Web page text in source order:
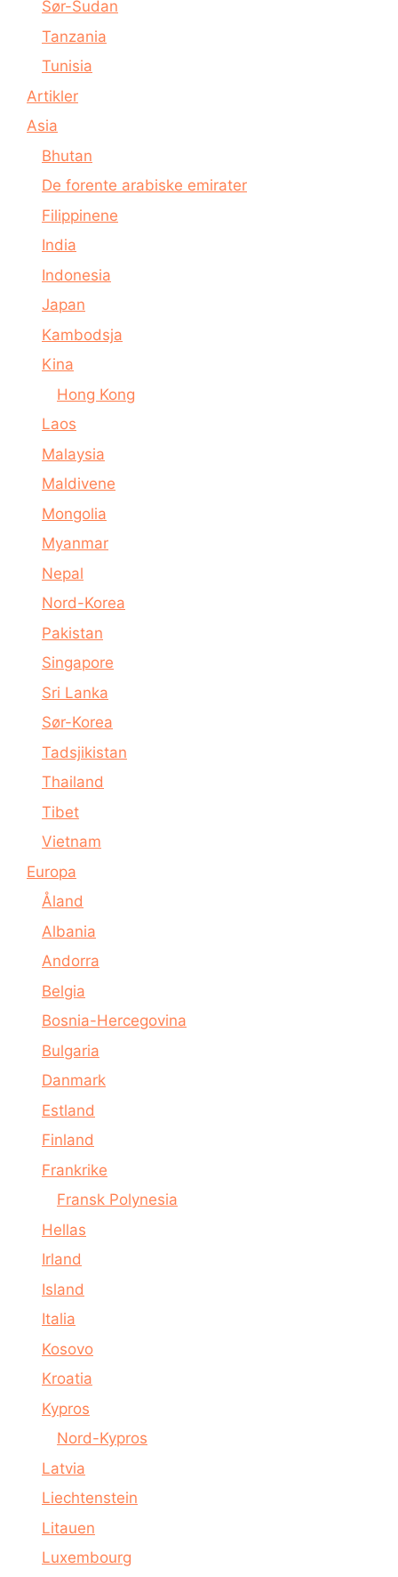
Sør-Sudan
Tanzania
Tunisia
Artikler
Asia
Bhutan
De forente arabiske emirater
Filippinene
India
Indonesia
Japan
Kambodsja
Kina
Hong Kong
Laos
Malaysia
Maldivene
Mongolia
Myanmar
Nepal
Nord-Korea
Pakistan
Singapore
Sri Lanka
Sør-Korea
Tadsjikistan
Thailand
Tibet
Vietnam
Europa
Åland
Albania
Andorra
Belgia
Bosnia-Hercegovina
Bulgaria
Danmark
Estland
Finland
Frankrike
Fransk Polynesia
Hellas
Irland
Island
Italia
Kosovo
Kroatia
Kypros
Nord-Kypros
Latvia
Liechtenstein
Litauen
Luxembourg